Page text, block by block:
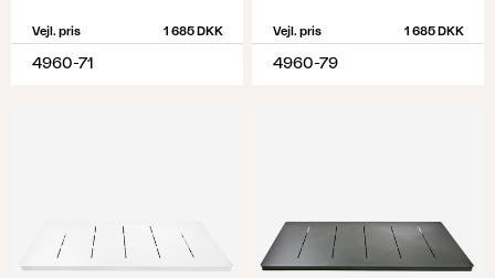
Vejl. pris 1 685 DKK
4960-71
Vejl. pris 1 685 DKK
4960-79